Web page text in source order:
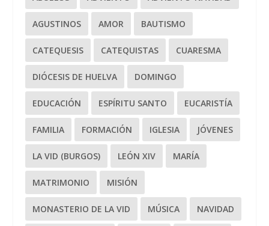
AGUSTINOS AMOR BAUTISMO
CATEQUESIS CATEQUISTAS CUARESMA
DIÓCESIS DE HUELVA DOMINGO
EDUCACIÓN ESPÍRITU SANTO EUCARISTÍA
FAMILIA FORMACIÓN IGLESIA JÓVENES
LA VID (BURGOS) LEÓN XIV MARÍA
MATRIMONIO MISIÓN
MONASTERIO DE LA VID MÚSICA NAVIDAD